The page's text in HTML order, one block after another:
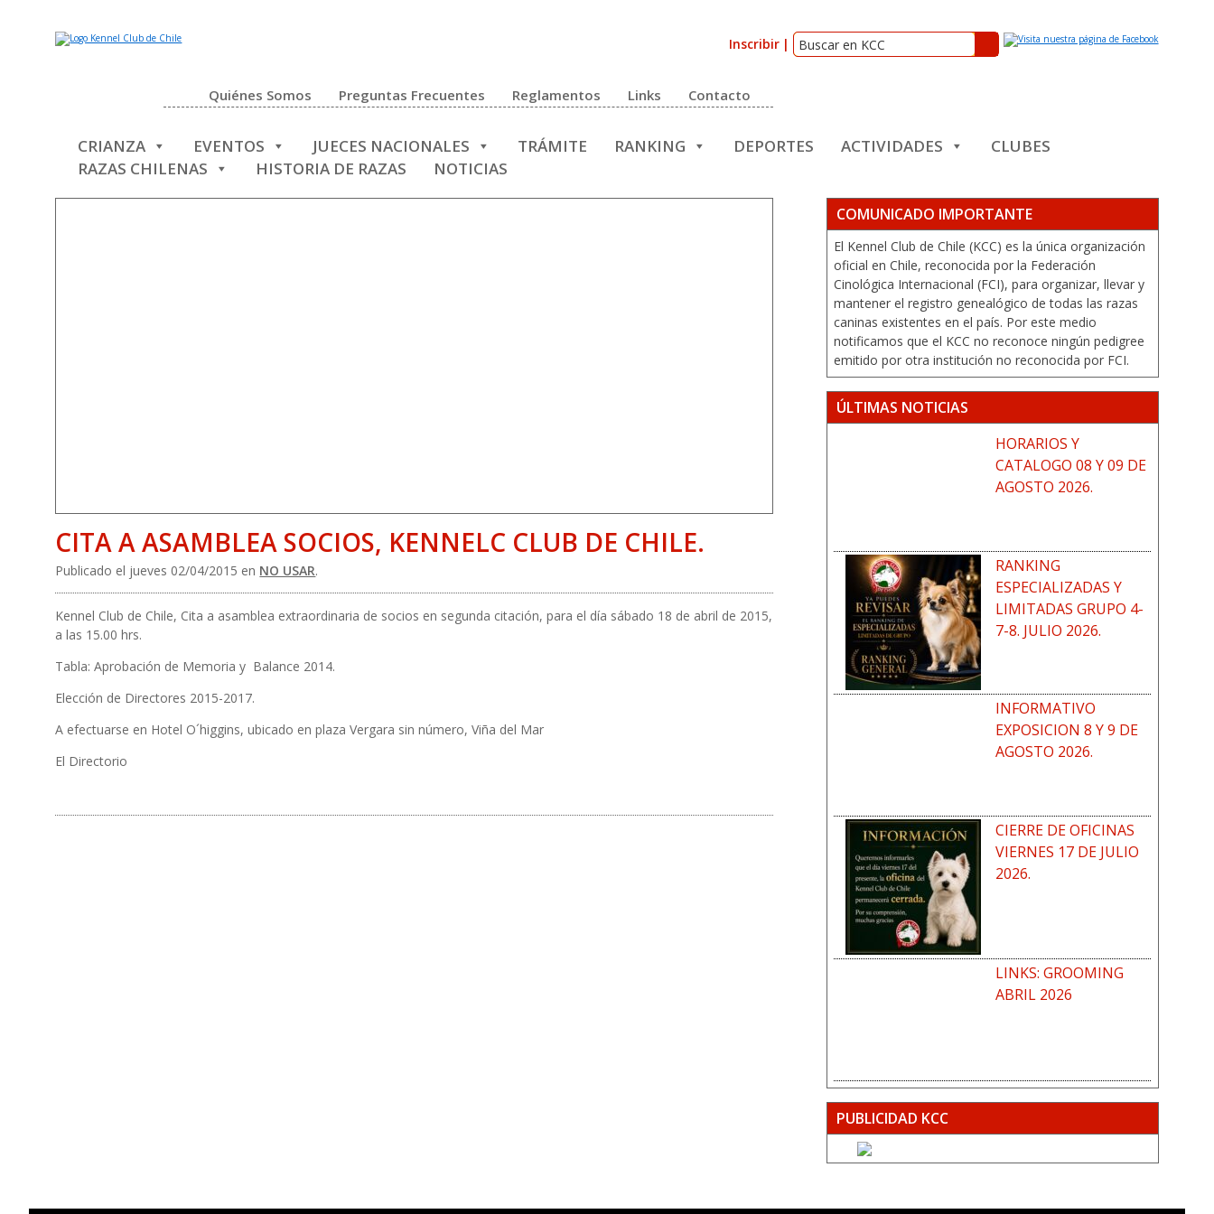
Inscribir
Quiénes Somos Preguntas Frecuentes Reglamentos Links Contacto
CRIANZA EVENTOS JUECES NACIONALES TRÁMITE RANKING DEPORTES ACTIVIDADES
CLUBES
RAZAS CHILENAS
HISTORIA DE RAZAS NOTICIAS
CITA A ASAMBLEA SOCIOS, KENNELC CLUB DE CHILE.
Publicado el jueves 02/04/2015 en NO USAR.
Kennel Club de Chile, Cita a asamblea extraordinaria de socios en segunda citación, para el día sábado 18 de abril de 2015,
a las 15.00 hrs.
Tabla: Aprobación de Memoria y Balance 2014.
Elección de Directores 2015-2017.
A efectuarse en Hotel O´higgins, ubicado en plaza Vergara sin número, Viña del Mar
El Directorio
COMUNICADO IMPORTANTE
El Kennel Club de Chile (KCC) es la única organización
oficial en Chile, reconocida por la Federación
Cinológica Internacional (FCI), para organizar, llevar y
mantener el registro genealógico de todas las razas
caninas existentes en el país. Por este medio
notificamos que el KCC no reconoce ningún pedigree
emitido por otra institución no reconocida por FCI.
ÚLTIMAS NOTICIAS
HORARIOS Y
CATALOGO 08 Y 09 DE
AGOSTO 2026.
RANKING
ESPECIALIZADAS Y
LIMITADAS GRUPO 4-
7-8. JULIO 2026.
INFORMATIVO
EXPOSICION 8 Y 9 DE
AGOSTO 2026.
CIERRE DE OFICINAS
VIERNES 17 DE JULIO
2026.
LINKS: GROOMING
ABRIL 2026
PUBLICIDAD KCC